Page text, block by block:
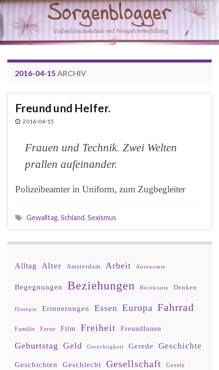
2016-04-15 ARCHIV
Freund und Helfer.
2016-04-15
Frauen und Technik. Zwei Welten
prallen aufeinander.
Polizeibeamter in Uniform, zum Zugbegleiter
Gewalltag, Schland, Sexismus
Alltag Alter Amsterdam Arbeit Autonomie
Begegnungen Beziehungen Bürokratie Denken
Distopie Erinnerungen Essen Europa Fahrrad
Familie Ferne Film Freiheit FreundInnen
Geburtstag Geld Gerechtigkeit Gerede Geschichte
Geschichten Geschlecht Gesellschaft Gesetz